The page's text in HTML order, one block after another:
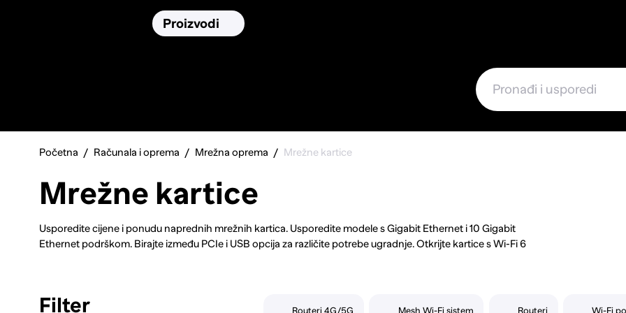
Proizvodi
Početna Računala i oprema Mrežna oprema Mrežne kartice
Mrežne kartice
Usporedite cijene i ponudu naprednih mrežnih kartica. Usporedite modele s Gigabit Ethernet i 10 Gigabit
Ethernet podrškom. Birajte između PCIe i USB opcija za različite potrebe ugradnje. Otkrijte kartice s Wi-Fi 6
Filter Routeri 4G/5G Mesh Wi-Fi sistem Routeri Wi-Fi